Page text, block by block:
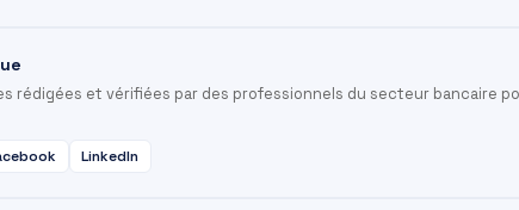
rédigées et vérifiées par des professionnels du secteur bancaire
LinkedIn